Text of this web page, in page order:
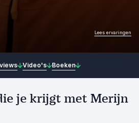
Lees ervaringen
Video's Boeken
je krijgt met Merijn